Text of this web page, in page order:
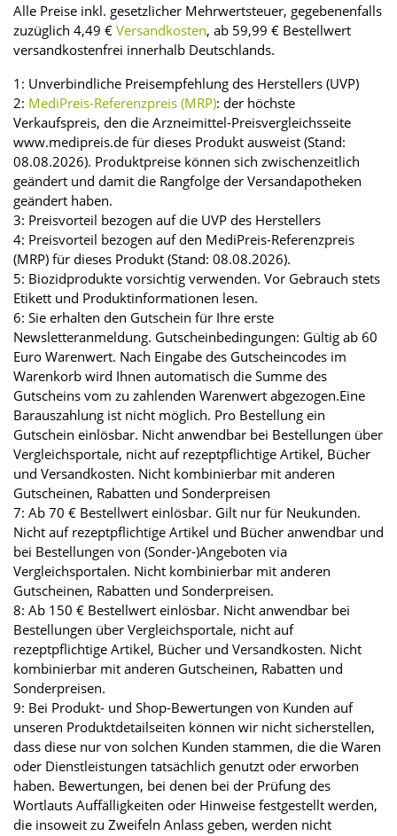
Alle Preise inkl. gesetzlicher Mehrwertsteuer, gegebenenfalls
zuzüglich 4,49 € Versandkosten, ab 59,99 € Bestellwert
versandkostenfrei innerhalb Deutschlands.
1: Unverbindliche Preisempfehlung des Herstellers (UVP)
2: MediPreis-Referenzpreis (MRP): der höchste
Verkaufspreis, den die Arzneimittel-Preisvergleichsseite
www.medipreis.de für dieses Produkt ausweist (Stand:
08.08.2026). Produktpreise können sich zwischenzeitlich
geändert und damit die Rangfolge der Versandapotheken
geändert haben.
3: Preisvorteil bezogen auf die UVP des Herstellers
4: Preisvorteil bezogen auf den MediPreis-Referenzpreis
(MRP) für dieses Produkt (Stand: 08.08.2026).
5: Biozidprodukte vorsichtig verwenden. Vor Gebrauch stets
Etikett und Produktinformationen lesen.
6: Sie erhalten den Gutschein für Ihre erste
Newsletteranmeldung. Gutscheinbedingungen: Gültig ab 60
Euro Warenwert. Nach Eingabe des Gutscheincodes im
Warenkorb wird Ihnen automatisch die Summe des
Gutscheins vom zu zahlenden Warenwert abgezogen.Eine
Barauszahlung ist nicht möglich. Pro Bestellung ein
Gutschein einlösbar. Nicht anwendbar bei Bestellungen über
Vergleichsportale, nicht auf rezeptpflichtige Artikel, Bücher
und Versandkosten. Nicht kombinierbar mit anderen
Gutscheinen, Rabatten und Sonderpreisen
7: Ab 70 € Bestellwert einlösbar. Gilt nur für Neukunden.
Nicht auf rezeptpflichtige Artikel und Bücher anwendbar und
bei Bestellungen von (Sonder-)Angeboten via
Vergleichsportalen. Nicht kombinierbar mit anderen
Gutscheinen, Rabatten und Sonderpreisen.
8: Ab 150 € Bestellwert einlösbar. Nicht anwendbar bei
Bestellungen über Vergleichsportale, nicht auf
rezeptpflichtige Artikel, Bücher und Versandkosten. Nicht
kombinierbar mit anderen Gutscheinen, Rabatten und
Sonderpreisen.
9: Bei Produkt- und Shop-Bewertungen von Kunden auf
unseren Produktdetailseiten können wir nicht sicherstellen,
dass diese nur von solchen Kunden stammen, die die Waren
oder Dienstleistungen tatsächlich genutzt oder erworben
haben. Bewertungen, bei denen bei der Prüfung des
Wortlauts Auffälligkeiten oder Hinweise festgestellt werden,
die insoweit zu Zweifeln Anlass geben, werden nicht